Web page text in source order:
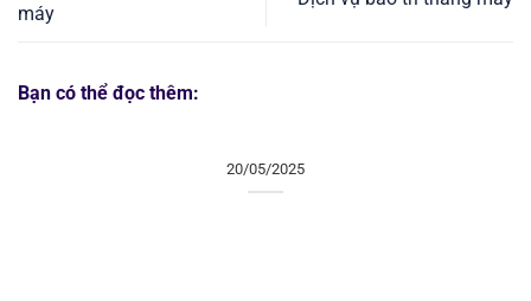
máy
Bạn có thể đọc thêm:
20/05/2025